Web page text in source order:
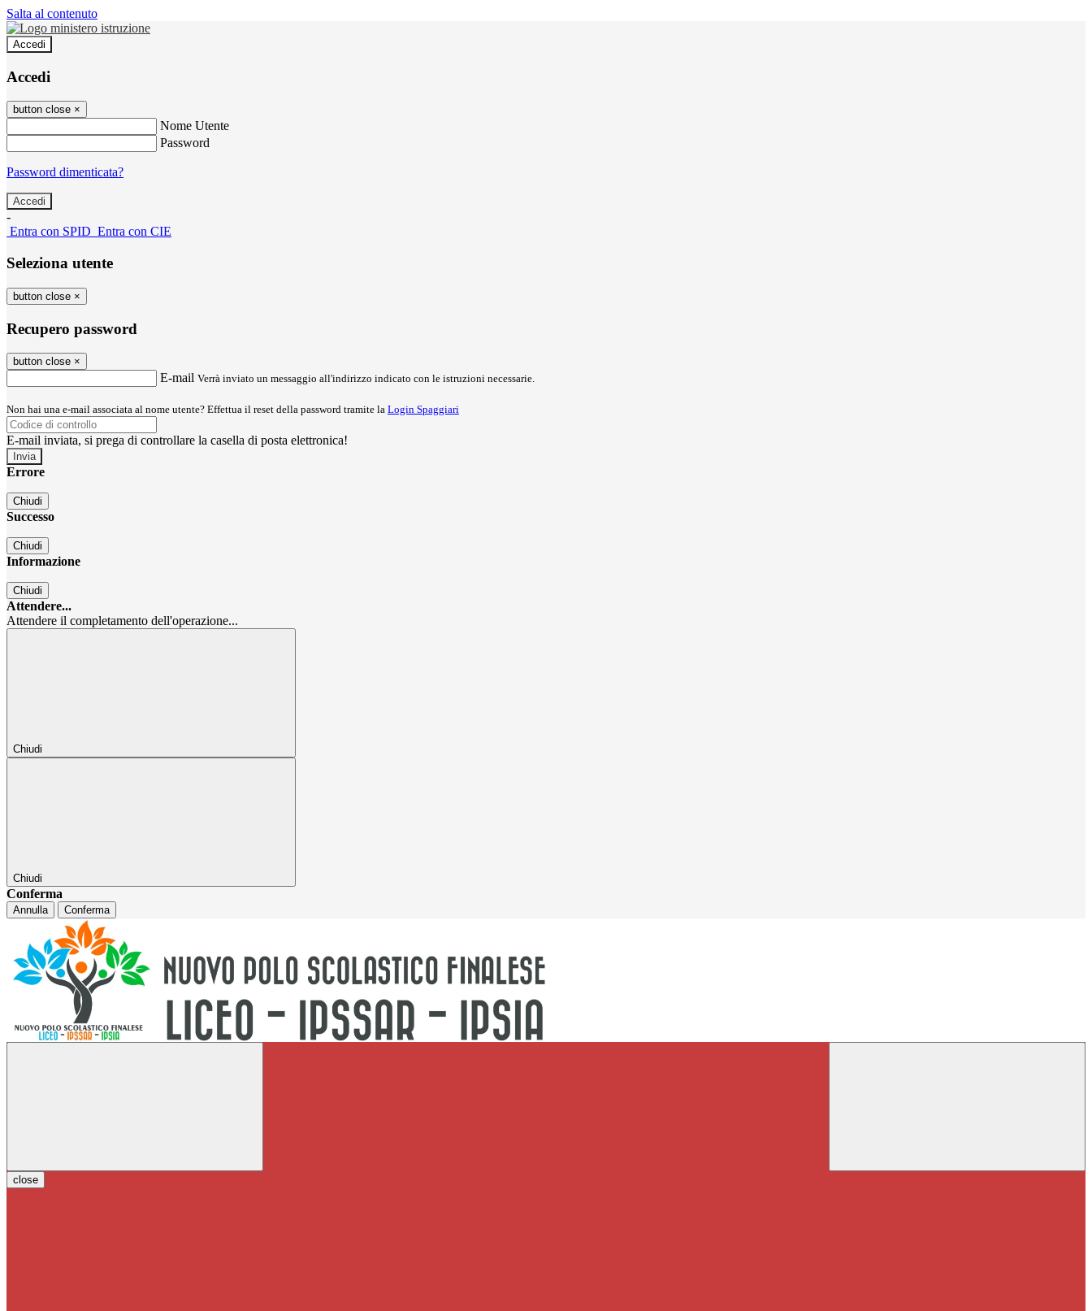
Salta al contenuto
Accedi
Accedi
button close ×
Nome Utente
Password
Password dimenticata?
-
Entra con SPID Entra con CIE
Seleziona utente
button close ×
Recupero password
button close ×
E-mail Verrà inviato un messaggio all'indirizzo indicato con le istruzioni necessarie.
Non hai una e-mail associata al nome utente? Effettua il reset della password tramite la Login Spaggiari
E-mail inviata, si prega di controllare la casella di posta elettronica!
Errore
Chiudi
Successo
Chiudi
Informazione
Chiudi
Attendere...
Attendere il completamento dell'operazione...
Chiudi
Chiudi
Conferma
Annulla Conferma
close